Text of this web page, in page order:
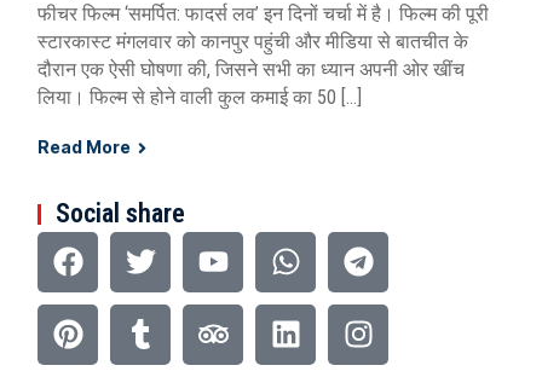
फीचर फिल्म ‘समर्पित: फादर्स लव’ इन दिनों चर्चा में है। फिल्म की पूरी
स्टारकास्ट मंगलवार को कानपुर पहुंची और मीडिया से बातचीत के
दौरान एक ऐसी घोषणा की, जिसने सभी का ध्यान अपनी ओर खींच
लिया। फिल्म से होने वाली कुल कमाई का 50 […]
Read More
Social share